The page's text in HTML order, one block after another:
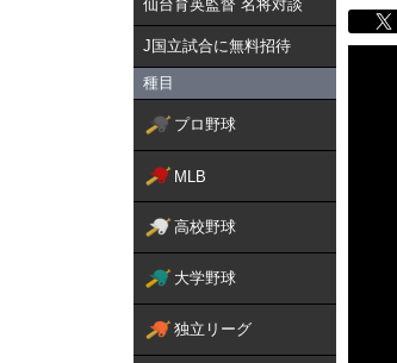
仙台育英監督 名将対談
J国立試合に無料招待
種目
プロ野球
MLB
高校野球
大学野球
独立リーグ